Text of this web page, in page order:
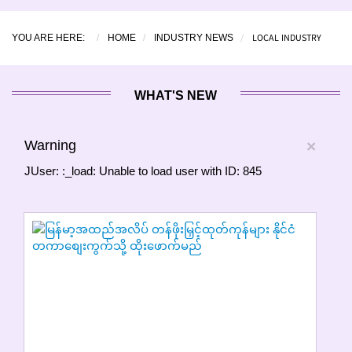
YOU ARE HERE: HOME INDUSTRY NEWS LOCAL INDUSTRY
WHAT'S NEW
×
Warning
JUser: :_load: Unable to load user with ID: 845